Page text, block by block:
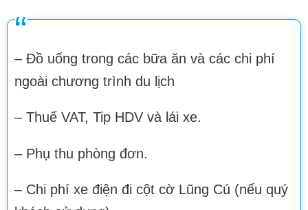
– Đồ uống trong các bữa ăn và các chi phí
ngoài chương trình du lịch
– Thuế VAT, Tip HDV và lái xe.
– Phụ thu phòng đơn.
– Chi phí xe điện đi cột cờ Lũng Cú (nếu quý